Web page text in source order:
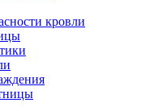
кровли